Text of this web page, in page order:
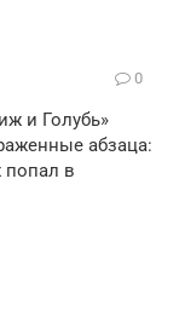
0
и Голубь»
абзаца:
попал в